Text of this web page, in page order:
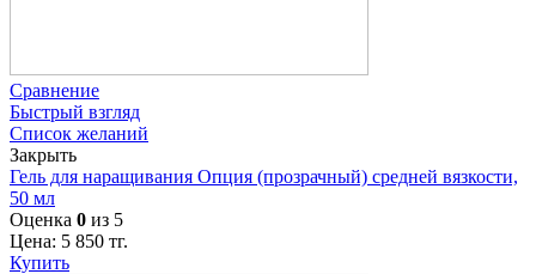
Сравнение
Быстрый взгляд
Список желаний
Закрыть
Гель для наращивания Опция (прозрачный) средней вязкости,
50 мл
Оценка 0 из 5
Цена: 5 850 тг.
Купить